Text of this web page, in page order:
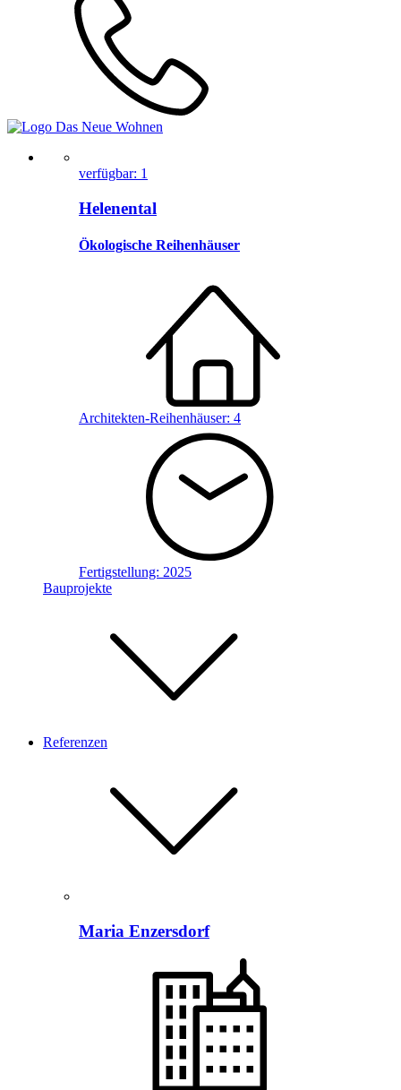
verfügbar: 1
Helenental
Ökologische Reihenhäuser
Architekten-Reihenhäuser: 4
Fertigstellung: 2025
Bauprojekte
Referenzen
Maria Enzersdorf